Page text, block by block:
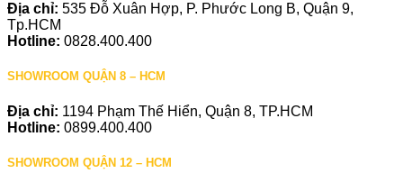
Địa chỉ: 535 Đỗ Xuân Hợp, P. Phước Long B, Quận 9,
Tp.HCM
Hotline: 0828.400.400
SHOWROOM QUẬN 8 – HCM
Địa chỉ: 1194 Phạm Thế Hiển, Quận 8, TP.HCM
Hotline: 0899.400.400
SHOWROOM QUẬN 12 – HCM